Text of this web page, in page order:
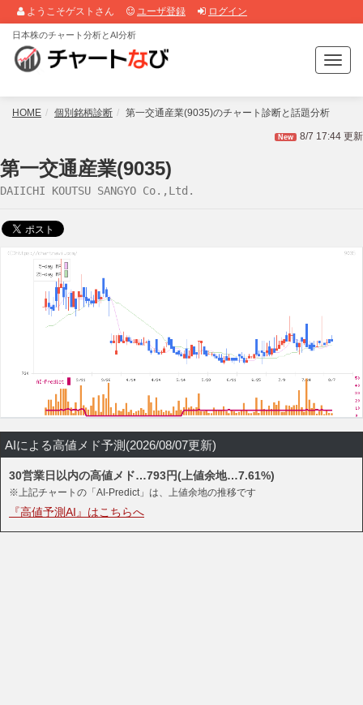
ようこそゲストさん ユーザ登録 ログイン
T
o
g
e
日本株のチャート分析とAI分析
HOME 個別銘柄診断 第一交通産業(9035)のチャート診断と話題分析
New 8/7 17:44 更新
第一交通産業(9035)
DAIICHI KOUTSU SANGYO Co.,Ltd.
AIによる高値メド予測(2026/08/07更新)
30営業日以内の高値メド…793円(上値余地…7.61%)
※上記チャートの「AI-Predict」は、上値余地の推移です
『高値予測AI』はこちらへ